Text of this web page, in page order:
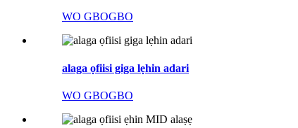
WO GBOGBO
alaga ọfiisi giga lẹhin adari
WO GBOGBO